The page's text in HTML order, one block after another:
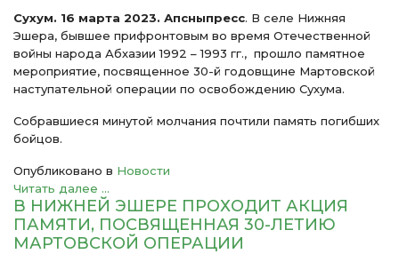
Сухум. 16 марта 2023. Апсныпресс. В селе Нижняя
Эшера, бывшее прифронтовым во время Отечественной
войны народа Абхазии 1992 – 1993 гг., прошло памятное
мероприятие, посвященное 30-й годовщине Мартовской
наступательной операции по освобождению Сухума.
Собравшиеся минутой молчания почтили память погибших
бойцов.
Опубликовано в Новости
Читать далее ...
В НИЖНЕЙ ЭШЕРЕ ПРОХОДИТ АКЦИЯ
ПАМЯТИ, ПОСВЯЩЕННАЯ 30-ЛЕТИЮ
МАРТОВСКОЙ ОПЕРАЦИИ